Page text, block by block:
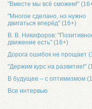
"Вместе мы всё сможем!"
"Многое сделано, но нужно
двигаться вперёд" (16+)
В. В. Никифоров:
движение есть" (16+)
Дорога ошибок не прощает
"Держим курс на развитие!"
В будущее – с оптимизмом
Все интервью